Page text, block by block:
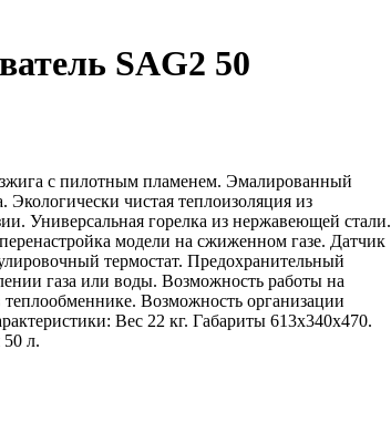
SAG2 50
с пилотным пламенем. Эмалированный
чистая теплоизоляция из
Универсальная горелка из нержавеющей стали.
модели на сжиженном газе. Датчик
термостат. Предохранительный
газа или воды. Возможность работы на
теплообменнике. Возможность организации
Вес 22 кг. Габариты 613x340x470.
л.